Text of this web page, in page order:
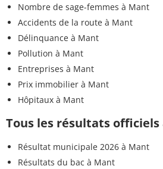
Nombre de sage-femmes à Mant
Accidents de la route à Mant
Délinquance à Mant
Pollution à Mant
Entreprises à Mant
Prix immobilier à Mant
Hôpitaux à Mant
Tous les résultats officiels
Résultat municipale 2026 à Mant
Résultats du bac à Mant